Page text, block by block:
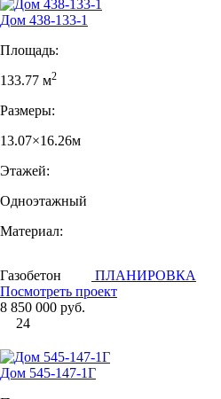
Дом 438-133-1
Площадь:
133.77 м2
Размеры:
13.07×16.26м
Этажей:
Одноэтажный
Материал:
Газобетон
ПЛАНИРОВКА
Посмотреть проект
8 850 000 руб.
24
Дом 545-147-1Г